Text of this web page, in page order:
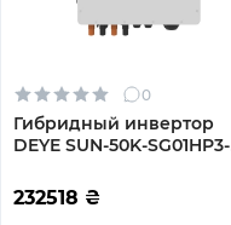
0
Гибридный инвертор
DEYE SUN-50K-SG01HP3-
232518 ₴